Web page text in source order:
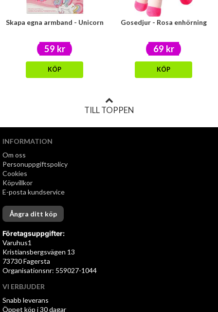
Skapa egna armband - Unicorn
59 kr
KÖP
Gosedjur - Rosa enhörning
69 kr
KÖP
TILL TOPPEN
INFORMATION
Om oss
Personuppgiftspolicy
Cookies
Köpvillkor
E-posta kundservice
Ångra ditt köp
Företagsuppgifter:
Varuhus1
Kristiansbergsvägen 13
73730 Fagersta
Organisationsnr: 559027-1044
VI ERBJUDER
Snabb leverans
Öppet köp i 30 dagar